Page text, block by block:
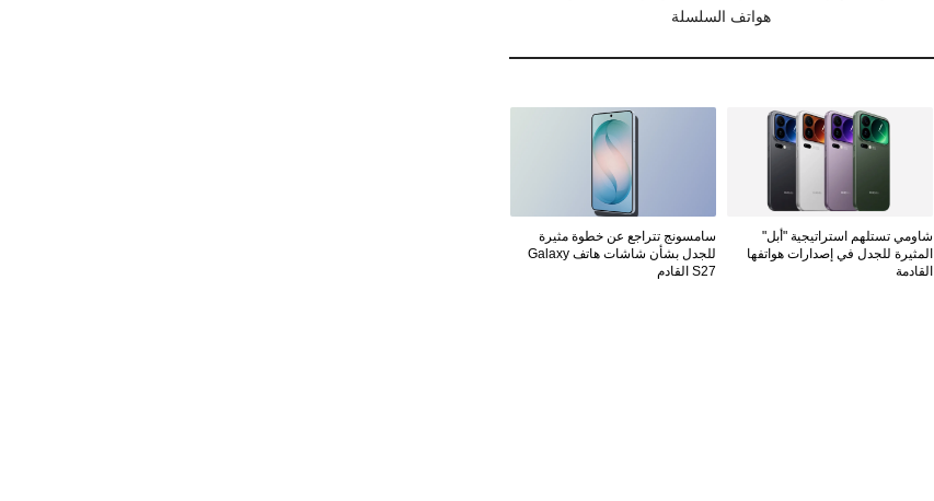
هواتف السلسلة
شاومي تستلهم استراتيجية "أبل"
المثيرة للجدل في إصدارات هواتفها
القادمة
سامسونج تتراجع عن خطوة مثيرة
للجدل بشأن شاشات هاتف Galaxy
S27 القادم